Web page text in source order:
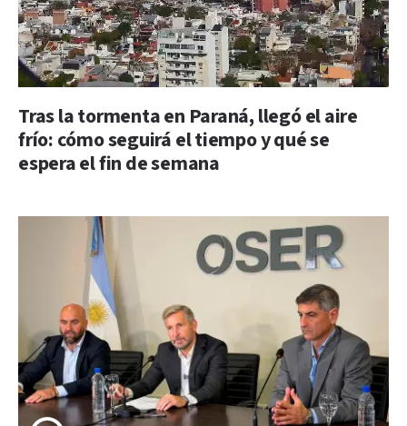
Tras la tormenta en Paraná, llegó el aire
frío: cómo seguirá el tiempo y qué se
espera el fin de semana